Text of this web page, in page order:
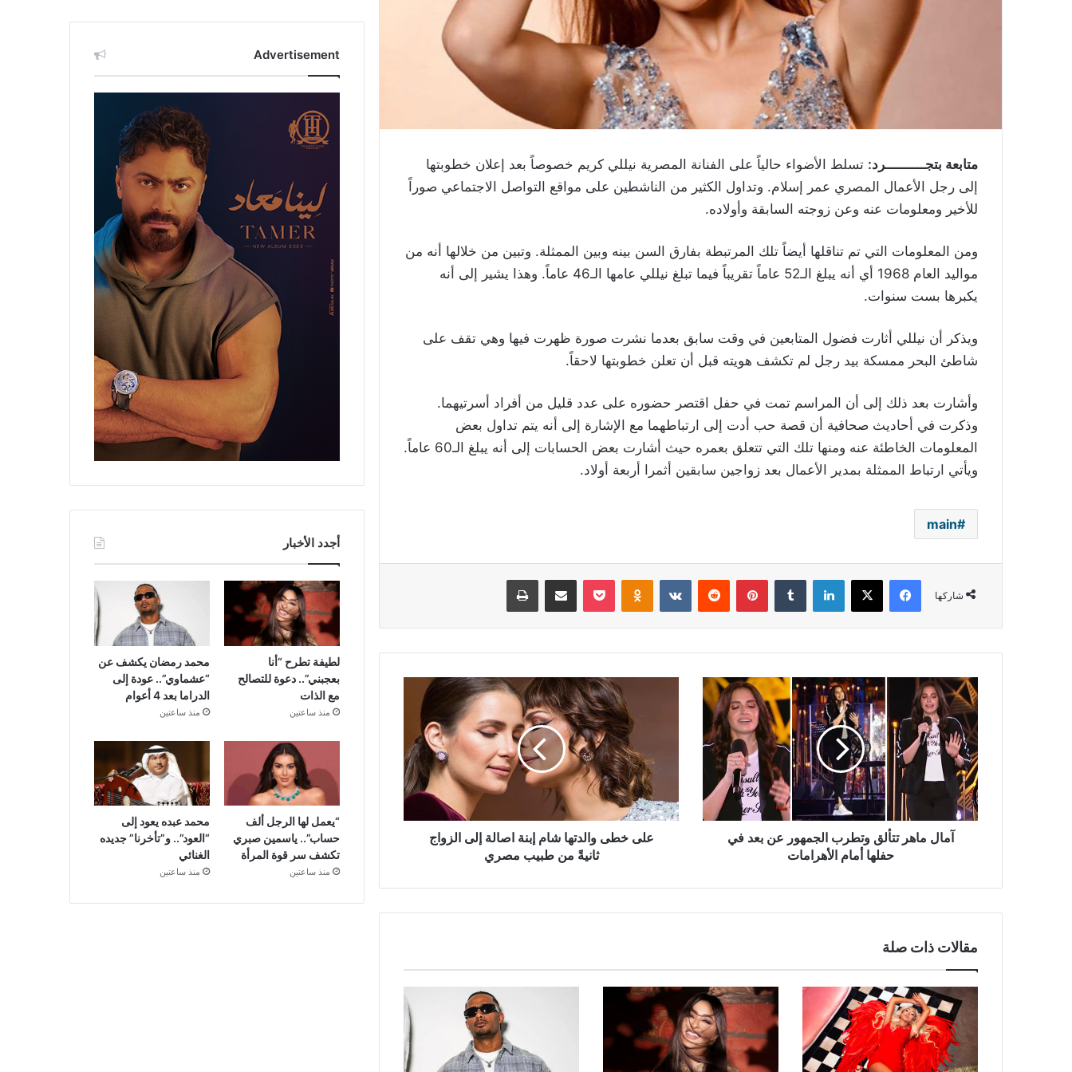
متابعة بتجــــــــــرد: تسلط الأضواء حالياً على الفنانة المصرية نيللي كريم خصوصاً بعد إعلان خطوبتها
إلى رجل الأعمال المصري عمر إسلام. وتداول الكثير من الناشطين على مواقع التواصل الاجتماعي صوراً
للأخير ومعلومات عنه وعن زوجته السابقة وأولاده.
ومن المعلومات التي تم تناقلها أيضاً تلك المرتبطة بفارق السن بينه وبين الممثلة. وتبين من خلالها أنه من
مواليد العام 1968 أي أنه يبلغ الـ52 عاماً تقريباً فيما تبلغ نيللي عامها الـ46 عاماً. وهذا يشير إلى أنه
يكبرها بست سنوات.
ويذكر أن نيللي أثارت فضول المتابعين في وقت سابق بعدما نشرت صورة ظهرت فيها وهي تقف على
شاطئ البحر ممسكة بيد رجل لم تكشف هويته قبل أن تعلن خطوبتها لاحقاً.
وأشارت بعد ذلك إلى أن المراسم تمت في حفل اقتصر حضوره على عدد قليل من أفراد أسرتيهما.
وذكرت في أحاديث صحافية أن قصة حب أدت إلى ارتباطهما مع الإشارة إلى أنه يتم تداول بعض
المعلومات الخاطئة عنه ومنها تلك التي تتعلق بعمره حيث أشارت بعض الحسابات إلى أنه يبلغ الـ60 عاماً.
ويأتي ارتباط الممثلة بمدير الأعمال بعد زواجين سابقين أثمرا أربعة أولاد.
main
شاركها
فيسبوك ‫X لينكدإن بينتيريست Odnoklassniki
‫Pocket مشاركة عبر البريد طباعة
آمال
ماهر
تتألق
وتطرب
الجمهور
عن
بعد
في
حفلها
آمال ماهر تتألق وتطرب الجمهور عن بعد في
حفلها أمام الأهرامات
الزواج
ثانيةً
على خطى والدتها شام إبنة اصالة إلى الزواج
ثانيةً من طبيب مصري
مقالات ذات صلة
Advertisement
أجدد الأخبار
لطيفة تطرح “أنا
بعجبني”.. دعوة للتصالح
مع الذات
منذ ساعتين
محمد رمضان يكشف عن
“عشماوي”.. عودة إلى
الدراما بعد 4 أعوام
منذ ساعتين
“يعمل لها الرجل ألف
حساب”.. ياسمين صبري
تكشف سر قوة المرأة
منذ ساعتين
محمد عبده يعود إلى
“العود”.. و”تأخرنا” جديده
الغنائي
منذ ساعتين